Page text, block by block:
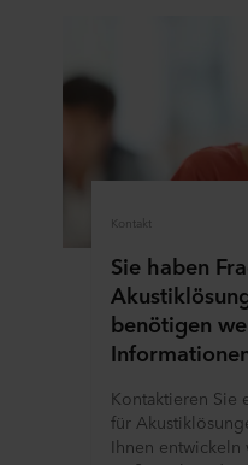
Kontakt
Sie haben
benötigen
Kontaktieren Sie
für
Ihnen entwickeln